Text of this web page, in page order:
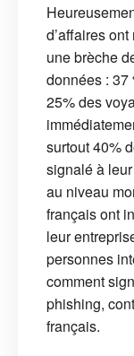
d’affaires
une brèche
données : 37
25% des
surtout 40%
signalé à
au niveau
français ont
leur
personnes
comment
phishing,
français.